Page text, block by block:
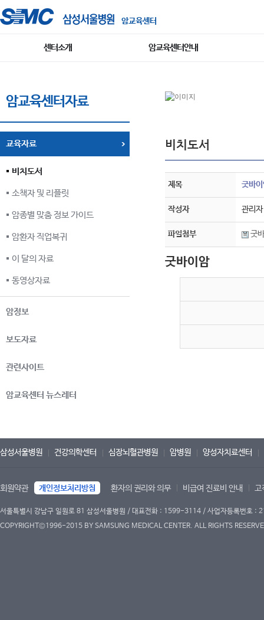
암교육센터
센터소개 암교육센터안내
암교육센터자료
교육자료
비치도서
소책자 및 리플릿
암종별 맞춤 정보 가이드
암환자 직업복귀
이 달의 자료
동영상자료
암정보
보도자료
관련사이트
암교육센터 뉴스레터
비치도서
제목 굿바
작성자 관리자
파일첨부 굿
굿바이암
삼성서울병원 건강의학센터 심장뇌혈관병원 암병원 양성자치료센터
회원약관 개인정보처리방침 환자의 권리와 의무 비급여 진료비 안내 고
서울특별시 강남구 일원로 81 삼성서울병원 / 대표전화 : 1599-3114 / 사업자등록번호
COPYRIGHT©1996-2015 BY SAMSUNG MEDICAL CENTER. ALL RIGHTS